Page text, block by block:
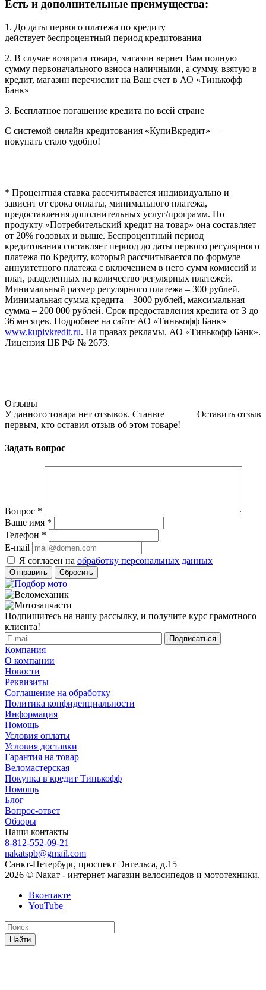
Есть и дополнительные преимущества:
1. До даты первого платежа по кредиту
действует беспроцентный период кредитования
2. В случае возврата товара, магазин вернет Вам полную
сумму первоначального взноса наличными, а сумму, взятую в
кредит, магазин перечислит на Ваш счет в АО «Тинькофф
Банк»
3. Бесплатное погашение кредита по всей стране
С системой онлайн кредитования «КупиВкредит» —
покупать стало удобно!
* Процентная ставка рассчитывается индивидуально и
зависит от срока оплаты, минимального платежа,
предоставления дополнительных услуг/программ. По
продукту «Потребительский кредит на товар» она составляет
от 20% годовых и выше. Беспроцентный период
кредитования составляет период до даты первого регулярного
платежа по Кредиту, который рассчитывается по формуле
аннуитетного платежа с включением в него сумм комиссий и
плат, разделенных на количество регулярных платежей.
Минимальный размер регулярного платежа – 300 рублей.
Минимальная сумма кредита – 3000 рублей, максимальная
сумма – 200 000 рублей. Срок предоставления кредита от 3 до
36 месяцев. Подробнее на сайте АО «Тинькофф Банк»
www.kupivkredit.ru. На правах рекламы. АО «Тинькофф Банк».
Лицензия ЦБ РФ № 2673.
Отзывы
Оставить отзыв
У данного товара нет отзывов. Станьте
первым, кто оставил отзыв об этом товаре!
Задать вопрос
Вопрос *
Ваше имя *
Телефон *
E-mail
Я согласен на обработку персональных данных
Сбросить
Подпишитесь на нашу рассылку, и получите курс грамотного
клиента!
Компания
О компании
Новости
Реквизиты
Соглашение на обработку
Политика конфиденциальности
Информация
Помощь
Условия оплаты
Условия доставки
Гарантия на товар
Веломастерская
Покупка в кредит Тинькофф
Помощь
Блог
Вопрос-ответ
Обзоры
Наши контакты
8-812-552-09-21
nakatspb@gmail.com
Санкт-Петербург, проспект Энгельса, д.15
2026 © Nакат - интернет магазин велосипедов и мототехники.
Вконтакте
YouTube
Найти